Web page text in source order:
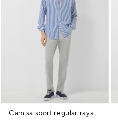
Camisa sport regular rayas blanco y azul